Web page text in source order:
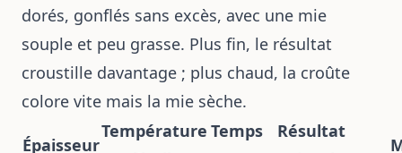
dorés, gonflés sans excès, avec une mie
souple et peu grasse. Plus fin, le résultat
croustille davantage ; plus chaud, la croûte
colore vite mais la mie sèche.
Épaisseur
Température Temps
Résultat